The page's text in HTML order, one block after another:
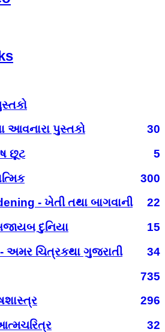
આવનારા પુસ્તકો
30
છૂટ
5
300
- ખેતી તથા બાગવાની
22
દુનિયા
15
અમર ચિત્રકથા ગુજરાતી
34
735
296
32